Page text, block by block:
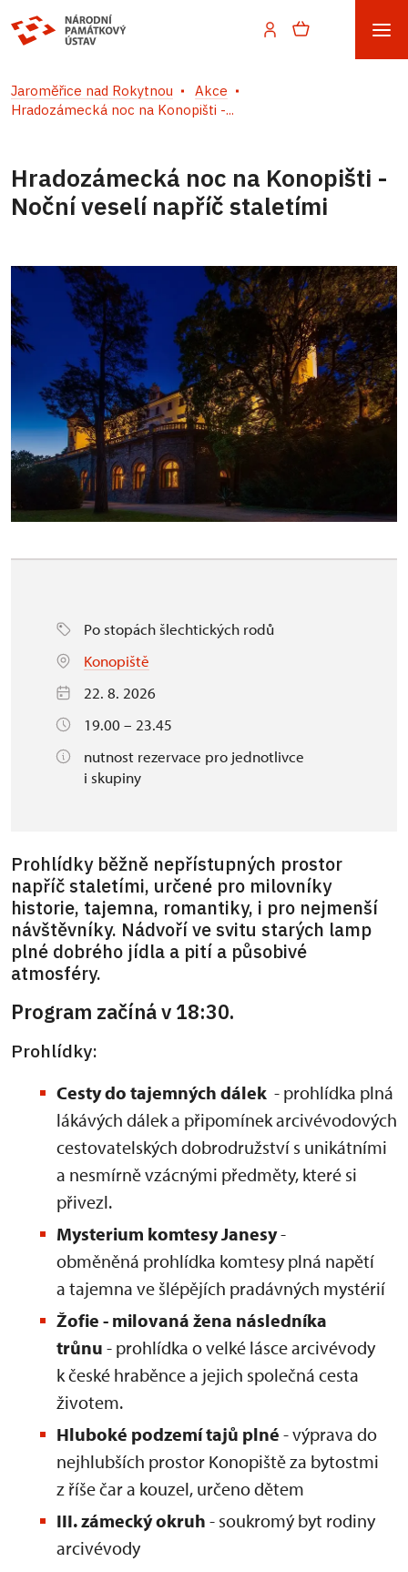
Jaroměřice nad Rokytnou
Akce
Hradozámecká noc na Konopišti -...
Hradozámecká noc na Konopišti -
Noční veselí napříč staletími
Po stopách šlechtických rodů
Konopiště
22. 8. 2026
19.00 – 23.45
nutnost rezervace pro jednotlivce
i skupiny
Prohlídky běžně nepřístupných prostor
napříč staletími, určené pro milovníky
historie, tajemna, romantiky, i pro nejmenší
návštěvníky. Nádvoří ve svitu starých lamp
plné dobrého jídla a pití a působivé
atmosféry.
Program začíná v 18:30.
Prohlídky:
Cesty do tajemných dálek - prohlídka plná
lákávých dálek a připomínek arcivévodových
cestovatelských dobrodružství s unikátními
a nesmírně vzácnými předměty, které si
přivezl.
Mysterium komtesy Janesy-
obměněná prohlídka komtesy plná napětí
a tajemna ve šlépějích pradávných mystérií
Žofie - milovaná žena následníka
trůnu - prohlídka o velké lásce arcivévody
k české hraběnce a jejich společná cesta
životem.
Hluboké podzemí tajů plné - výprava do
nejhlubších prostor Konopiště za bytostmi
z říše čar a kouzel, určeno dětem
III. zámecký okruh - soukromý byt rodiny
arcivévody